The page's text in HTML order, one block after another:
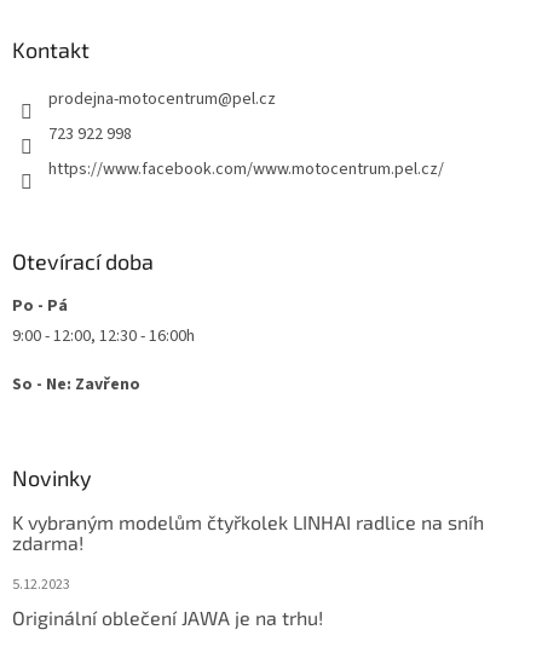
p
k
Kontakt
prodejna-motocentrum@pel.cz
723 922 998
https://www.facebook.com/www.motocentrum.pel.cz/
Otevírací doba
Po - Pá
9:00 - 12:00, 12:30 - 16:00h
So - Ne: Zavřeno
Novinky
K vybraným modelům čtyřkolek LINHAI radlice na sníh
zdarma!
5.12.2023
Originální oblečení JAWA je na trhu!